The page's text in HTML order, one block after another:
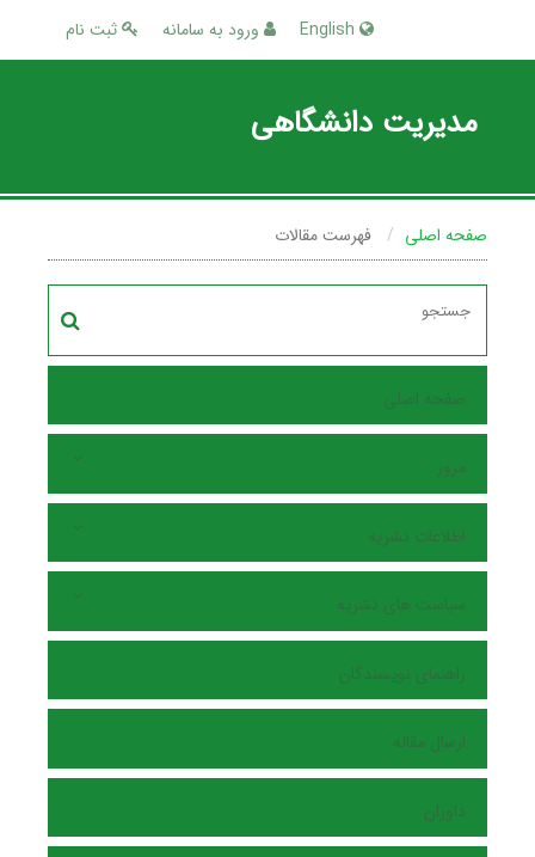
ثبت نام ورود به سامانه
مدیریت دانشگاهی
صفحه اصلی فهرست مقالات
صفحه اصلی
مرور
اطلاعات نشریه
سیاست های نشریه
راهنمای نویسندگان
ارسال مقاله
داوران